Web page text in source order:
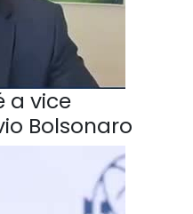
a vice
Bolsonaro